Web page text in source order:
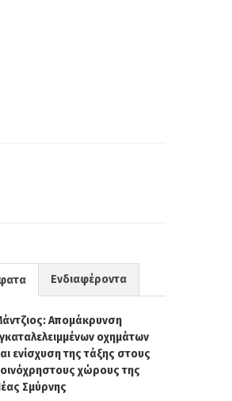
Ενδιαφέροντα
Απομάκρυνση
οχημάτων
ενίσχυση της τάξης στους
χώρους της
Σμύρνης